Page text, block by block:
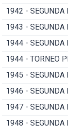
1942 - SEGUNDA
1943 - SEGUNDA
1944 - SEGUNDA
1944 - TORNEO
1945 - SEGUNDA
1946 - SEGUNDA
1947 - SEGUNDA
1948 - SEGUNDA